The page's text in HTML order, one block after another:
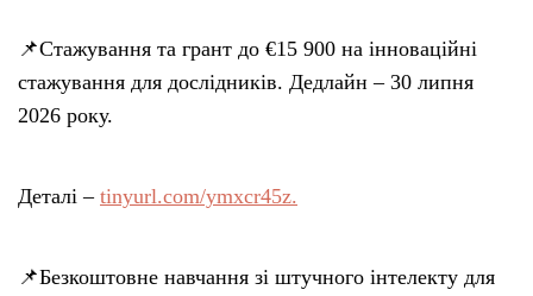
📌Стажування та грант до €15 900 на інноваційні
стажування для дослідників. Дедлайн – 30 липня
2026 року.
Деталі – tinyurl.com/ymxcr45z.
📌Безкоштовне навчання зі штучного інтелекту для